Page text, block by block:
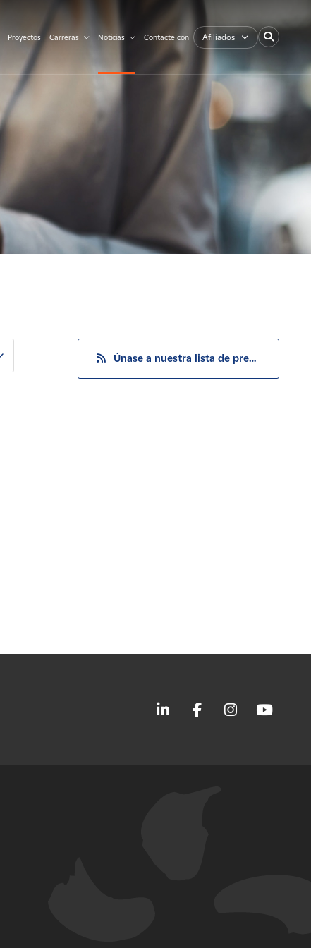
Proyectos Carreras Noticias Contacte con Afiliados
Únase a nuestra lista de prensa